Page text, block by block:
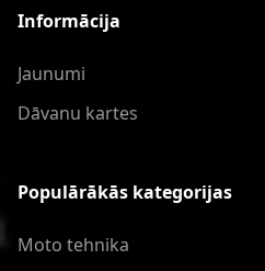
Informācija
Jaunumi
Dāvanu kartes
Populārākās kategorijas
Moto tehnika